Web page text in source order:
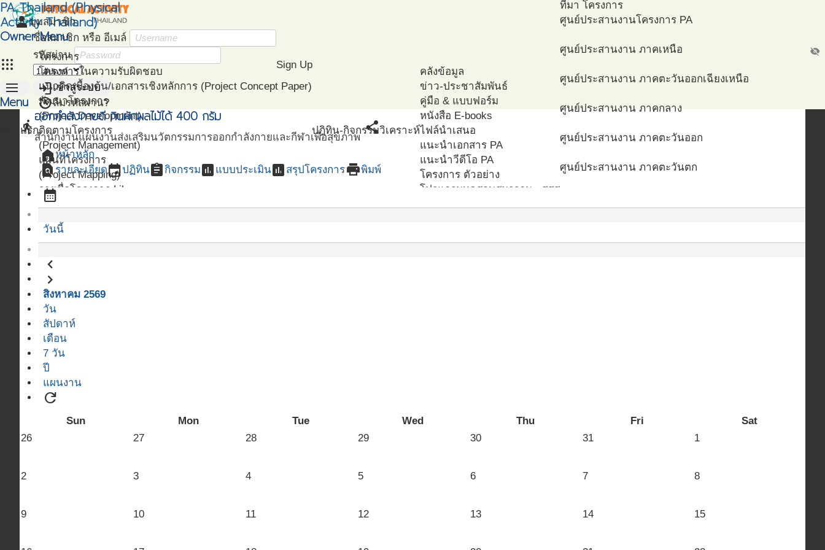
PA Thailand (Physical
Activity Thailand)
Owner Menu
apps
personมุมสมาชิก
ชื่อสมาชิก หรือ อีเมล์
รหัสผ่าน
visibility_off
loginเข้าสู่ระบบ
restoreลืมรหัสผ่าน?
Sign Up
menu
Menu
หน้าแรก
โครงการ
โครงการในความรับผิดชอบ
แนวคิดเบื้องต้น/เอกสารเชิงหลักการ (Project Concept Paper)
พัฒนาโครงการ
(Project Development)
ติดตามโครงการ
(Project Management)
แผนที่โครงการ
(Project Mapping)
รายชื่อโครงการ Like
(Like Project)
ปฎิทิน-กิจกรรมวิเคราะห์
คลังข้อมูล
ข่าว-ประชาสัมพันธ์
คู่มือ & แบบฟอร์ม
หนังสือ E-books
ไฟล์นำเสนอ
แนะนำเอกสาร PA
แนะนำวีดีโอ PA
โครงการ ตัวอย่าง
โปรแกรมทดสอบสมรรถนะ สสส
ที่มา โครงการ
ศูนย์ประสานงานโครงการ PA
ศูนย์ประสานงาน ภาคเหนือ
ศูนย์ประสานงาน ภาคตะวันออกเฉียงเหนือ
ศูนย์ประสานงาน ภาคกลาง
ศูนย์ประสานงาน ภาคตะวันออก
ศูนย์ประสานงาน ภาคตะวันตก
directions_run
ออกกำลังกายดี กินผักผลไม้ได้ 400 กรัม
สำนักงานแผนงานส่งเสริมนวัตกรรมการออกกำลังกายและกีฬาเพื่อสุขภาพ
share
homeหน้าหลัก
find_in_pageรายละเอียดeventปฏิทินassignmentกิจกรรมassessment แบบประเมินassessment สรุปโครงการprintพิมพ์
calendar_month
วันนี้
navigate_before
navigate_next
สิงหาคม 2569
วัน
สัปดาห์
เดือน
7 วัน
ปี
แผนงาน
refresh
Sun Mon Tue Wed Thu Fri
Sat
26
27 28 29 30 31 1
2 3 4 5 6 7 8
9 10 11 12 13 14 15